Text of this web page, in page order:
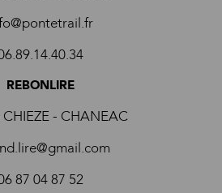
REBONLIRE
CHIEZE - CHANEAC
87 04 87 52